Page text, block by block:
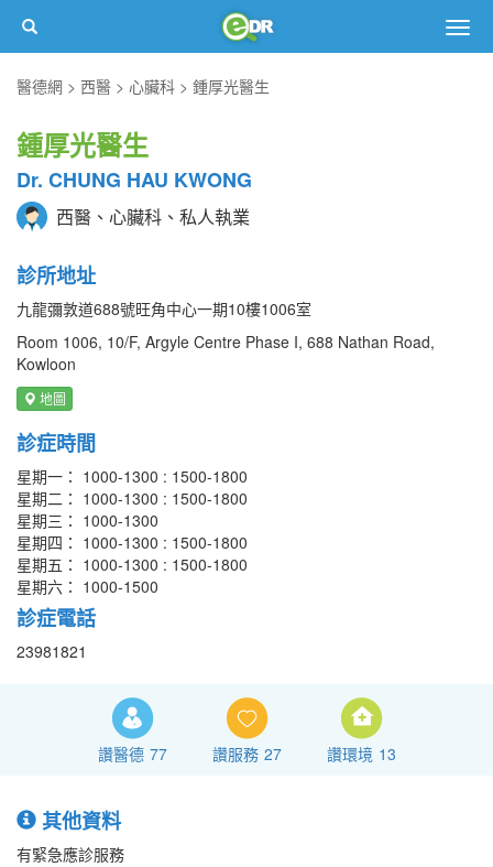
醫德網
西醫 心臟科 鍾厚光醫生
鍾厚光醫生
Dr. CHUNG HAU KWONG
西醫、心臟科、私人執業
診所地址
九龍彌敦道688號旺角中心一期10樓1006室
Room 1006, 10/F, Argyle Centre Phase I, 688 Nathan Road,
Kowloon
地圖
診症時間
星期一： 1000-1300 : 1500-1800
星期二： 1000-1300 : 1500-1800
星期三： 1000-1300
星期四： 1000-1300 : 1500-1800
星期五： 1000-1300 : 1500-1800
星期六： 1000-1500
診症電話
23981821
讚醫德 77 讚服務 27 讚環境 13
其他資料
有緊急應診服務